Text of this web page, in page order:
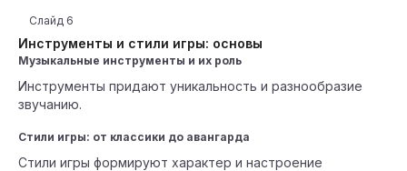
Инструменты и стили игры: основы
Слайд 6
Музыкальные инструменты и их роль
Инструменты придают уникальность и разнообразие
звучанию.
Стили игры: от классики до авангарда
Стили игры формируют характер и настроение